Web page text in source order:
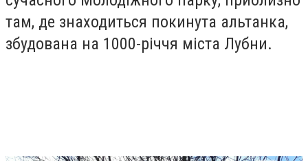
там, де знаходиться покинута альтанка,
збудована на 1000-річчя міста Лубни.